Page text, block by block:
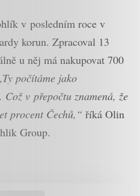
v posledním roce v
korun. Zpracoval 13
u něj má nakupovat 700
počítáme jako
v přepočtu znamená, že
procent Čechů,“ říká Olin
Group.